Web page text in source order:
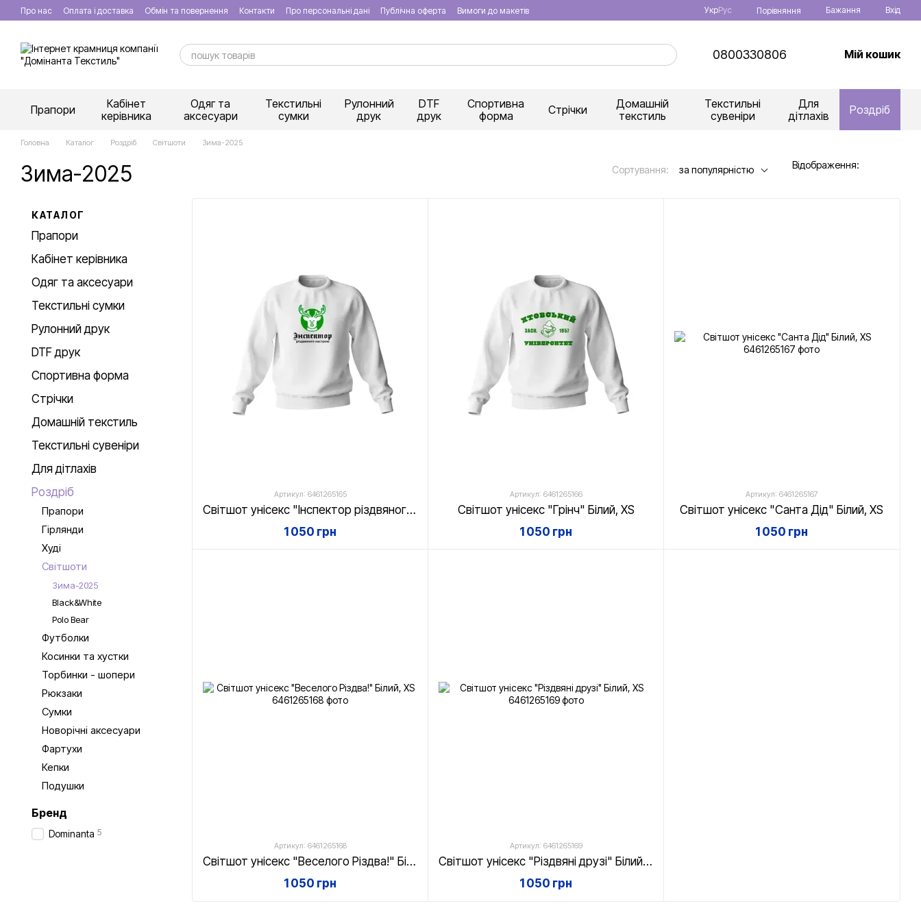
Перейти к основному контенту
Про нас Оплата і доставка Обмін та повернення Контакти Про персональні дані Публічна оферта Вимоги до макетів УкрРус Порівняння Бажання Вхід
0800330806 Мій кошик
Прапори
Кабінет
керівника
Одяг та
аксесуари
Текстильні
сумки
Рулонний
друк
DTF
друк
Спортивна
форма
Стрічки
Домашній
текстиль
Текстильні
сувеніри
Для
дітлахів
Роздріб
Головна Каталог Роздріб Світшоти Зима-2025
Зима-2025 Сортування: за популярністю Відображення:
Артикул: 6461265165
Світшот унісекс "Інспектор різдвяного настрою" Білий, XS
1 050 грн
Артикул: 6461265166
Світшот унісекс "Грінч" Білий, XS
1 050 грн
Артикул: 6461265167
Світшот унісекс "Санта Дід" Білий, XS
1 050 грн
Артикул: 6461265168
Світшот унісекс "Веселого Різдва!" Білий, XS
1 050 грн
Артикул: 6461265169
Світшот унісекс "Різдвяні друзі" Білий, XS
1 050 грн
КАТАЛОГ
Прапори
Кабінет керівника
Одяг та аксесуари
Текстильні сумки
Рулонний друк
DTF друк
Спортивна форма
Стрічки
Домашній текстиль
Текстильні сувеніри
Для дітлахів
Роздріб
Прапори
Гірлянди
Худі
Світшоти
Зима-2025
Black&White
Polo Bear
Футболки
Косинки та хустки
Торбинки - шопери
Рюкзаки
Сумки
Новорічні аксесуари
Фартухи
Кепки
Подушки
Бренд
Dominanta 5